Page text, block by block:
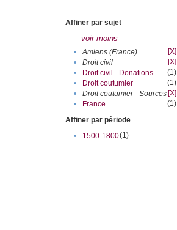
Affiner par sujet
voir moins
• Amiens (France)
[X]
•
Droit civil
[X]
•
Droit civil - Donations
(1)
•
Droit coutumier
(1)
•
Droit coutumier - Sources [X]
•
France
(1)
Affiner par période
•
1500-1800(1)